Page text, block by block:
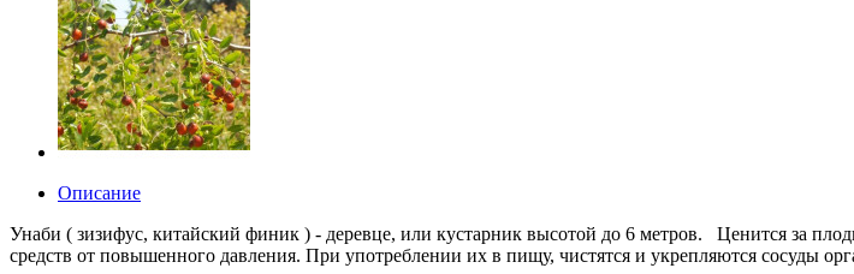
Описание
Унаби ( зизифус, китайский финик ) - деревце, или кустарник высотой до 6 метров. Ценится за
средств от повышенного давления. При употреблении их в пищу, чистятся и укрепляются сосуды